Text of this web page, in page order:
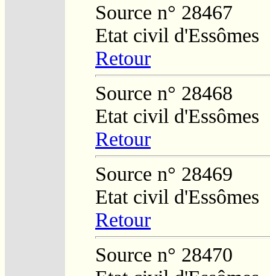
Source n° 28467
Etat civil d'Essômes
Retour
Source n° 28468
Etat civil d'Essômes
Retour
Source n° 28469
Etat civil d'Essômes
Retour
Source n° 28470